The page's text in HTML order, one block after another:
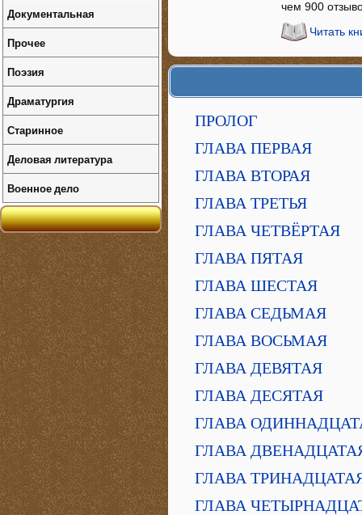
чем 900
Читать
ПРОЛОГ
ГЛАВА ПЕРВАЯ
ГЛАВА ВТОРАЯ
ГЛАВА ТРЕТЬЯ
ГЛАВА ЧЕТВЁРТАЯ
ГЛАВА ПЯТАЯ
ГЛАВА ШЕСТАЯ
ГЛАВА СЕДЬМАЯ
ГЛАВА ВОСЬМАЯ
ГЛАВА ДЕВЯТАЯ
ГЛАВА ДЕСЯТАЯ
ГЛАВА
ГЛАВА
ГЛАВА
ГЛАВА
Документальная
Прочее
Поэзия
Драматургия
Старинное
Деловая литература
Военное дело